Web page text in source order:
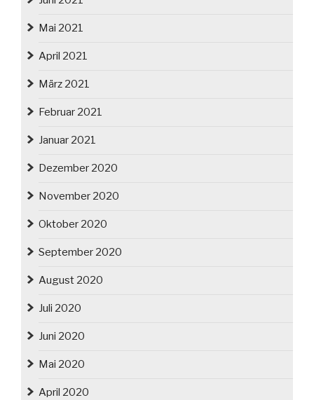
Mai 2021
April 2021
März 2021
Februar 2021
Januar 2021
Dezember 2020
November 2020
Oktober 2020
September 2020
August 2020
Juli 2020
Juni 2020
Mai 2020
April 2020